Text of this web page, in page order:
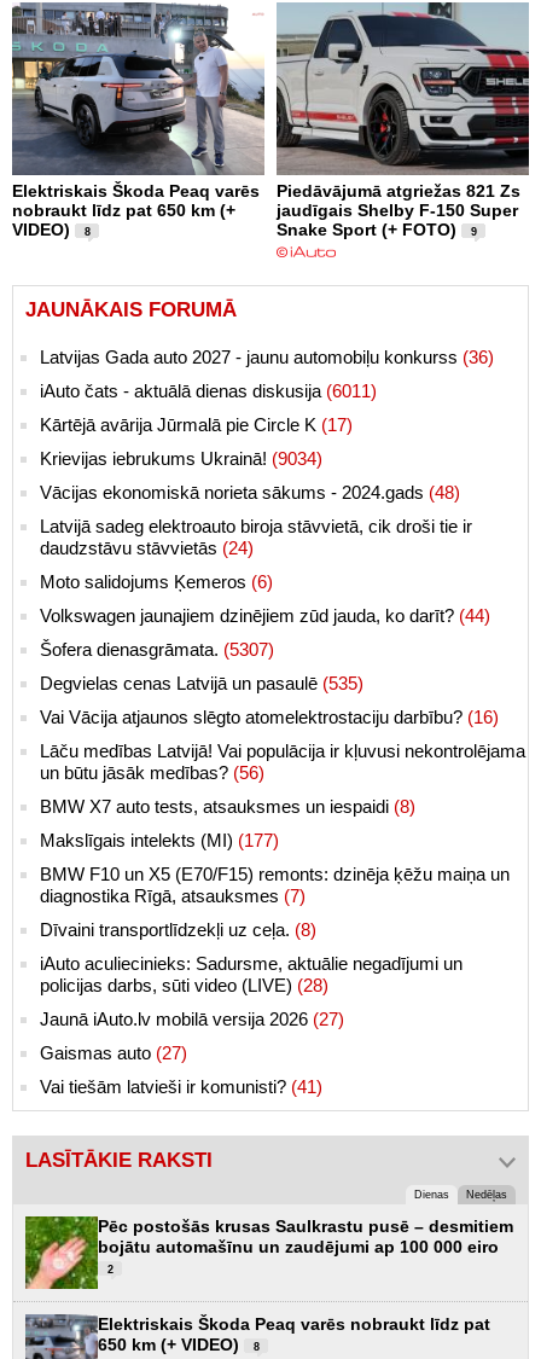
Elektriskais Škoda Peaq varēs
nobraukt līdz pat 650 km (+
VIDEO)
8
Piedāvājumā atgriežas 821 Zs
jaudīgais Shelby F-150 Super
Snake Sport (+ FOTO)
9
JAUNĀKAIS FORUMĀ
Latvijas Gada auto 2027 - jaunu automobiļu konkurss (36)
iAuto čats - aktuālā dienas diskusija (6011)
Kārtējā avārija Jūrmalā pie Circle K (17)
Krievijas iebrukums Ukrainā! (9034)
Vācijas ekonomiskā norieta sākums - 2024.gads (48)
Latvijā sadeg elektroauto biroja stāvvietā, cik droši tie ir
daudzstāvu stāvvietās (24)
Moto salidojums Ķemeros (6)
Volkswagen jaunajiem dzinējiem zūd jauda, ko darīt? (44)
Šofera dienasgrāmata. (5307)
Degvielas cenas Latvijā un pasaulē (535)
Vai Vācija atjaunos slēgto atomelektrostaciju darbību? (16)
Lāču medības Latvijā! Vai populācija ir kļuvusi nekontrolējama
un būtu jāsāk medības? (56)
BMW X7 auto tests, atsauksmes un iespaidi (8)
Makslīgais intelekts (MI) (177)
BMW F10 un X5 (E70/F15) remonts: dzinēja ķēžu maiņa un
diagnostika Rīgā, atsauksmes (7)
Dīvaini transportlīdzekļi uz ceļa. (8)
iAuto aculiecinieks: Sadursme, aktuālie negadījumi un
policijas darbs, sūti video (LIVE) (28)
Jaunā iAuto.lv mobilā versija 2026 (27)
Gaismas auto (27)
Vai tiešām latvieši ir komunisti? (41)
LASĪTĀKIE RAKSTI
Dienas Nedēļas
Pēc postošās krusas Saulkrastu pusē – desmitiem
bojātu automašīnu un zaudējumi ap 100 000 eiro
2
Elektriskais Škoda Peaq varēs nobraukt līdz pat
650 km (+ VIDEO)
8